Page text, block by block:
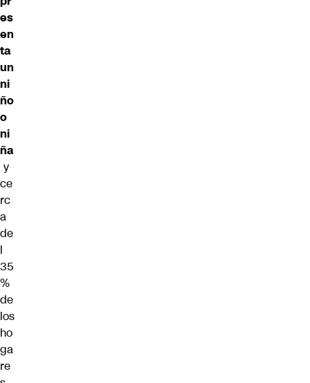
es
en
ta
un
ni
ño
o
ni
ña
y
ce
rc
a
de
l
35
%
de
los
ho
ga
re